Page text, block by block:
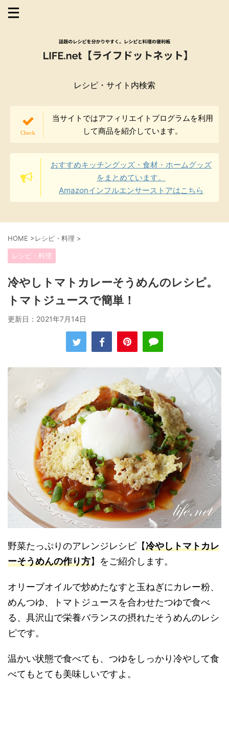
レシピ・サイト内検索
当サイトではアフィリエイトプログラムを利用
して商品を紹介しています。
おすすめキッチングッズ・食材・ホームグッズ
をまとめています。
Amazonインフルエンサーストアはこちら
HOME >レシピ・料理 >
レシピ・料理
冷やしトマトカレーそうめんのレシピ。
トマトジュースで簡単！
更新日： 2021年7月14日
野菜たっぷりのアレンジレシピ【冷やしトマトカレ
ーそうめんの作り方】をご紹介します。
オリーブオイルで炒めたなすと玉ねぎにカレー粉、
めんつゆ、トマトジュースを合わせたつゆで食べ
る、具沢山で栄養バランスの摂れたそうめんのレシ
ピです。
温かい状態で食べても、つゆをしっかり冷やして食
べてもとても美味しいですよ。